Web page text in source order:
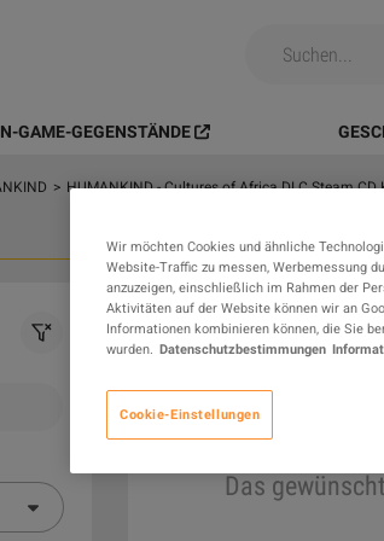
GAME-GEGENSTÄNDE
> HUMANKIND - Cultures of Africa DLC Steam CD
0 Suchergebnisse
ausverkaufte Artikelverbergen
Das
Wir möchten Cookies und ähnliche
Website-Traffic zu messen, Werbemessung
anzuzeigen, einschließlich im Rahmen der
Aktivitäten auf der Website können wir an
Informationen kombinieren können, die Sie
wurden. Datenschutzbestimmungen
Cookie-Einstellungen